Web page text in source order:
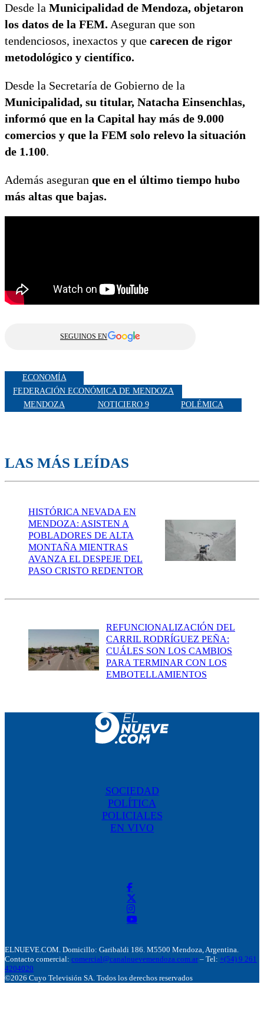
Desde la Municipalidad de Mendoza, objetaron
los datos de la FEM. Aseguran que son
tendenciosos, inexactos y que carecen de rigor
metodológico y científico.
Desde la Secretaría de Gobierno de la
Municipalidad, su titular, Natacha Einsenchlas,
informó que en la Capital hay más de 9.000
comercios y que la FEM solo relevo la situación
de 1.100.
Además aseguran que en el último tiempo hubo
más altas que bajas.
SEGUINOS EN
ECONOMÍA
FEDERACIÓN ECONÓMICA DE MENDOZA
MENDOZA
NOTICIERO 9 POLÉMICA
LAS MÁS LEÍDAS
HISTÓRICA NEVADA EN
MENDOZA: ASISTEN A
POBLADORES DE ALTA
MONTAÑA MIENTRAS
AVANZA EL DESPEJE DEL
PASO CRISTO REDENTOR
REFUNCIONALIZACIÓN DEL
CARRIL RODRÍGUEZ PEÑA:
CUÁLES SON LOS CAMBIOS
PARA TERMINAR CON LOS
EMBOTELLAMIENTOS
SOCIEDAD
POLÍTICA
POLICIALES
EN VIVO
ELNUEVE.COM. Domicillo: Garibaldi 186. M5500 Mendoza, Argentina.
Contacto comercial: comercial@canalnuevemendoza.com.ar – Tel: +(54) 9 261
4204020
©2026 Cuyo Televisión SA. Todos los derechos reservados